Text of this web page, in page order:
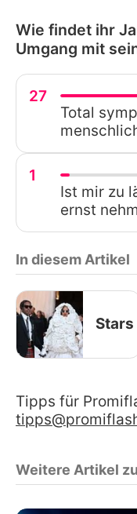
Wie findet ihr
Umgang mit
27
Total
1
Ist mir zu
ernst
In diesem Artikel
Stars
Tipps für
Weitere Artikel